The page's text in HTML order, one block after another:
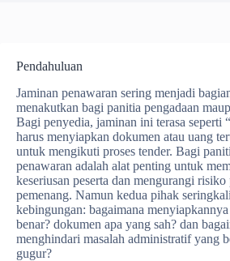
Pendahuluan
Jaminan penawaran sering menjadi
menakutkan bagi panitia pengadaan
Bagi penyedia, jaminan ini terasa seperti
harus menyiapkan dokumen atau uang
untuk mengikuti proses tender. Bagi
penawaran adalah alat penting untuk
keseriusan peserta dan mengurangi risiko
pemenang. Namun kedua pihak seringkali
kebingungan: bagaimana menyiapkannya
benar? dokumen apa yang sah? dan
menghindari masalah administratif yang
gugur?